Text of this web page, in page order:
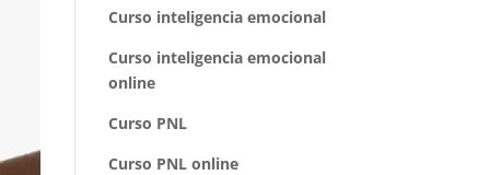
Curso inteligencia emocional
Curso inteligencia emocional
online
Curso PNL
Curso PNL online